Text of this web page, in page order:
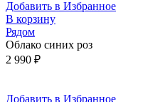
Добавить в Избранное
В корзину
Рядом
Облако синих роз
2 990 ₽
Добавить в Избранное